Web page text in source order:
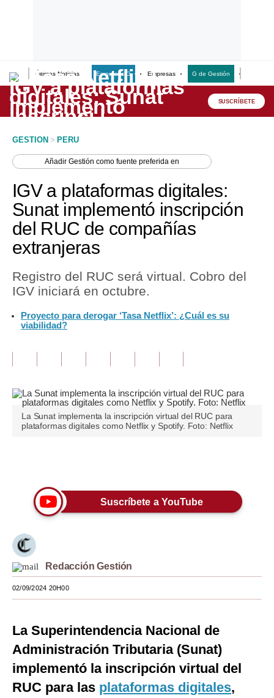
Últimas Noticias Empresas G Empresas G de Gestión
Lo último
Peru Quiosco
Economía
Mercados
Perú
Política
Tu Dinero
Finanzas Personales
Opinión
Editorial
Tendencias
Lujo
Viajes
Moda
Estilos
México
España
SUSCRÍBETE
GESTION > PERU
AñadirGestión como fuente preferida en
IGV a plataformas digitales:
Sunat implementó inscripción
del RUC de compañías
extranjeras
Registro del RUC será virtual. Cobro del
IGV iniciará en octubre.
Proyecto para derogar ‘Tasa Netflix’: ¿Cuál es su
viabilidad?
La Sunat implementa la inscripción virtual del RUC para
plataformas digitales como Netflix y Spotify. Foto: Netflix
Suscríbete a YouTube
Redacción Gestión
02/09/2024 20H00
La Superintendencia Nacional de
Administración Tributaria (Sunat)
implementó la inscripción virtual del
RUC para las plataformas digitales,